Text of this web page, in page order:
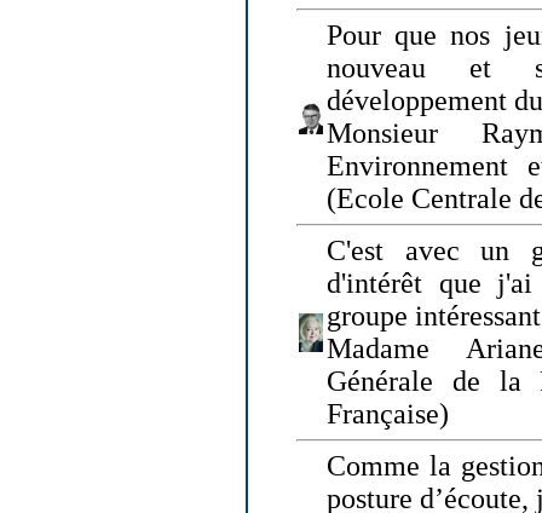
Pour que nos
nouveau et
développement
Monsieur
Environnement
(Ecole Centrale
C'est avec un
d'intérêt que
groupe
Madame
Générale de la
Française)
Comme la
posture